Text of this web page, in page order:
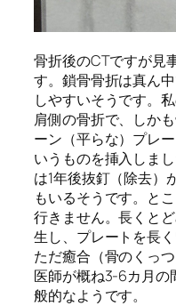
骨折後のCTですが見
す。鎖骨骨折は真ん
しやすいそうです。
肩側の骨折で、しか
ーン（平らな）プレ
いうものを挿入しま
は1年後抜釘（除去）
もいるそうです。と
行きません。長くと
生し、プレートを長
ただ癒合（骨のくっ
医師が概ね3-6カ月の
般的なようです。